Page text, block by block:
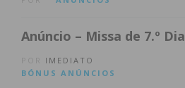
Anúncio – Missa de 7.º Dia
IMEDIATO
BÓNUS ANÚNCIOS